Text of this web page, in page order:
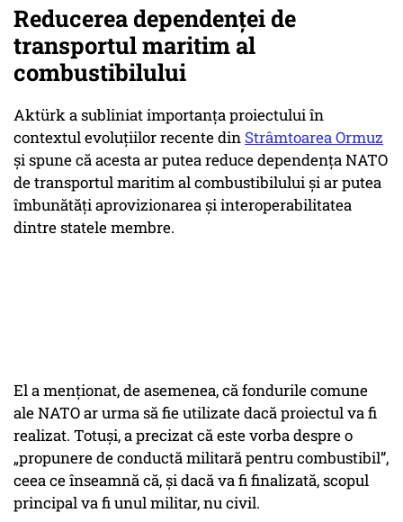
Reducerea dependenței de
transportul maritim al
combustibilului
Aktürk a subliniat importanța proiectului în
contextul evoluțiilor recente din Strâmtoarea Ormuz
și spune că acesta ar putea reduce dependența NATO
de transportul maritim al combustibilului și ar putea
îmbunătăți aprovizionarea și interoperabilitatea
dintre statele membre.
El a menționat, de asemenea, că fondurile comune
ale NATO ar urma să fie utilizate dacă proiectul va fi
realizat. Totuși, a precizat că este vorba despre o
„propunere de conductă militară pentru combustibil”,
ceea ce înseamnă că, și dacă va fi finalizată, scopul
principal va fi unul militar, nu civil.